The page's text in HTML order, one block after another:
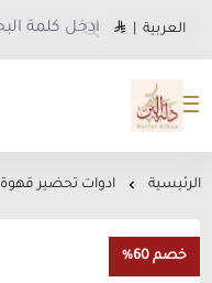
العربية
متجر دلة البن
الرئيسية ادوات تحضير قهوة
خصم 60%